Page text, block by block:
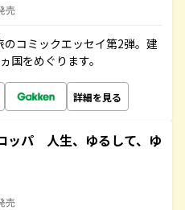
売
コミックエッセイ第2弾。建
国をめぐります。
詳細を見る
ッパ 人生、ゆるして、ゆ
売